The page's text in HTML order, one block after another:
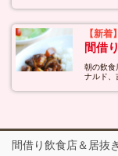
【新着】
間借
朝の飲食
ナルド、
間借り飲食店＆居抜